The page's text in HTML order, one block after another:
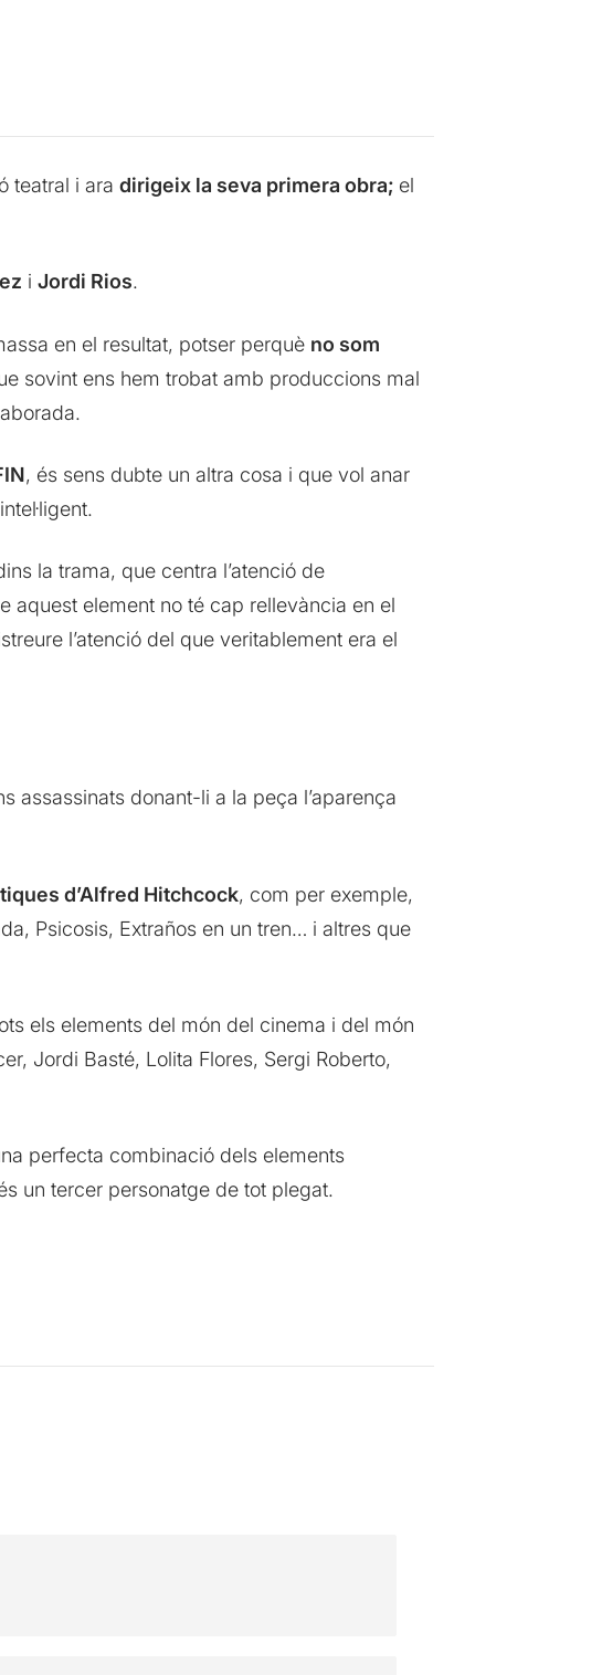
teatral i ara dirigeix la seva primera obra; el
i Jordi Rios.
en el resultat, potser perquè no som
sovint ens hem trobat amb produccions mal
, és sens dubte un altra cosa i que vol anar
la trama, que centra l’atenció de
aquest element no té cap rellevància en el
l’atenció del que veritablement era el
assassinats donant-li a la peça l’aparença
d’Alfred Hitchcock, com per exemple,
Psicosis, Extraños en un tren… i altres que
els elements del món del cinema i del món
Jordi Basté, Lolita Flores, Sergi Roberto,
perfecta combinació dels elements
un tercer personatge de tot plegat.